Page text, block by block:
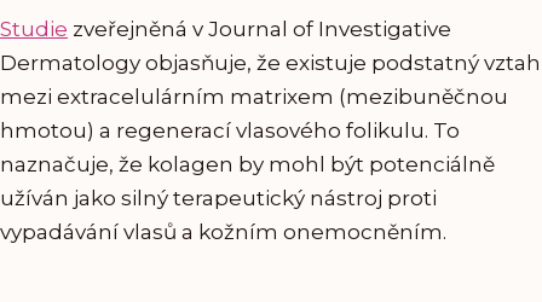
Studie zveřejněná v Journal of Investigative
Dermatology objasňuje, že existuje podstatný vztah
mezi extracelulárním matrixem (mezibuněčnou
hmotou) a regenerací vlasového folikulu. To
naznačuje, že kolagen by mohl být potenciálně
užíván jako silný terapeutický nástroj proti
vypadávání vlasů a kožním onemocněním.